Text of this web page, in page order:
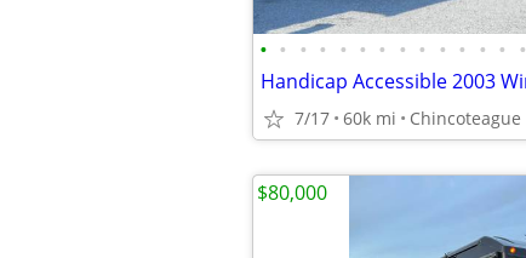
• • • • • • • • • • • • • •
7/17 60k mi Chincoteague
$80,000